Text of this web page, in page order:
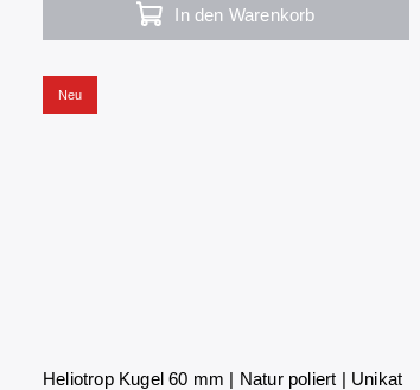
In den Warenkorb
Neu
Heliotrop Kugel 60 mm | Natur poliert | Unikat